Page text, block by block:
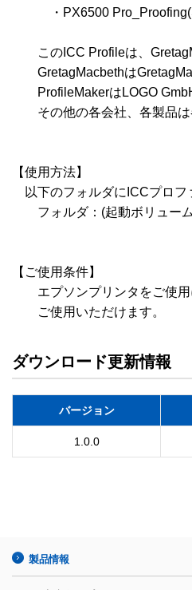
・PX6500
このICC Profileは、
GretagMacbethは
ProfileMakerはLOGO GmbH
その他の各会社、各製品は
【使用方法】
以下のフォルダにICCプロフ
フォルダ：(起動ボリューム
【ご使用条件】
エプソンプリンタをご使用
ご使用いただけます。
ダウンロード更新情報
バージョン
1.0.0
製品情報